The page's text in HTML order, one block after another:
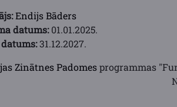
Endijs Bāders
datums:01.01.2025.
31.12.2027.
Zinātnes Padomesprogrammas